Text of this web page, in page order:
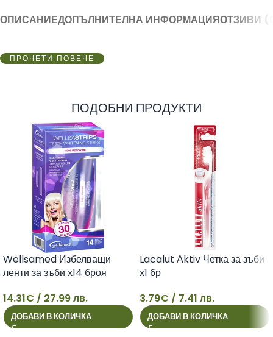
ОПИСАНИЕДОПЪЛНИТЕЛНА ИНФОРМАЦИЯОТЗИВИ
ПРОЧЕТИ ПОВЕЧЕ
ПОДОБНИ ПРОДУКТИ
14
Wellsamed Избелващи
ленти за зъби х14 броя
14.31€ / 27.99 лв.
ДОБАВИ В КОЛИЧКА
3
Lacalut Аktiv Четка за зъби
х1 бр
3.79€ / 7.41 лв.
ДОБАВИ В КОЛИЧКА